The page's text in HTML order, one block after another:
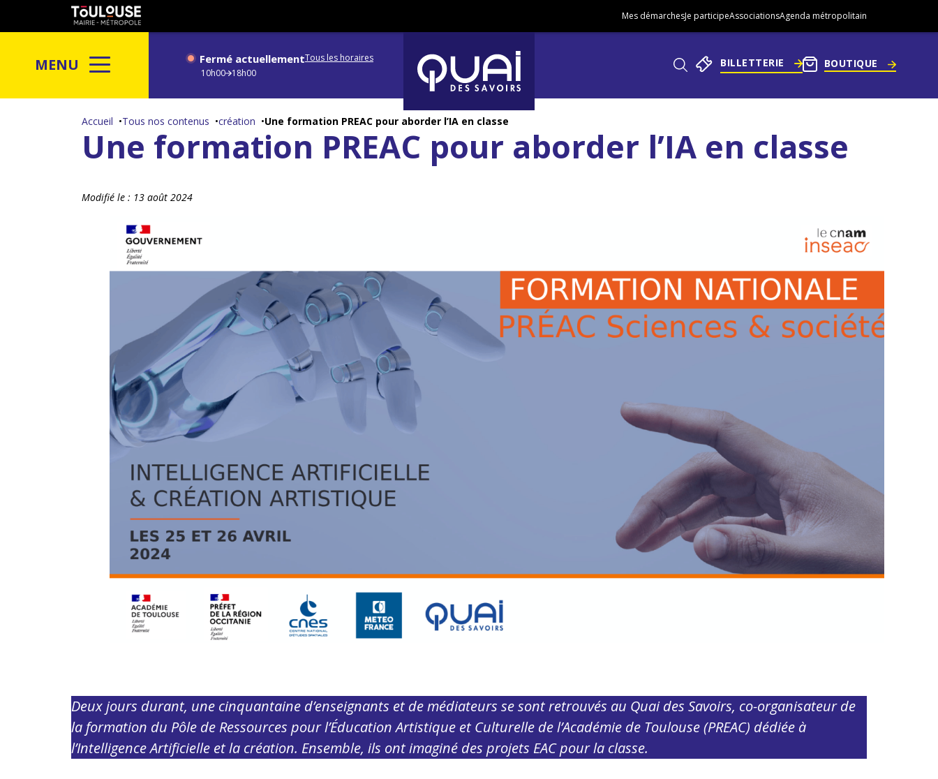
Gestion de vos préférences sur les cookies
au
principal
à
la
navigation
recherche
de
Toulouse
Mes démarchesJe participeAssociationsAgenda métropolitain
MENU Fermé actuellementTous les horaires
10h00 18h00
BILLETTERIE BOUTIQUE
Accueil Tous nos contenus création Une formation PREAC pour aborder l’IA en classe
Une formation PREAC pour aborder l’IA en classe
Modifié le : 13 août 2024
Deux jours durant, une cinquantaine d’enseignants et de médiateurs se sont retrouvés au Quai des Savoirs, co-organisateur de
la formation du Pôle de Ressources pour l’Éducation Artistique et Culturelle de l’Académie de Toulouse (PREAC) dédiée à
l’Intelligence Artificielle et la création. Ensemble, ils ont imaginé des projets EAC pour la classe.